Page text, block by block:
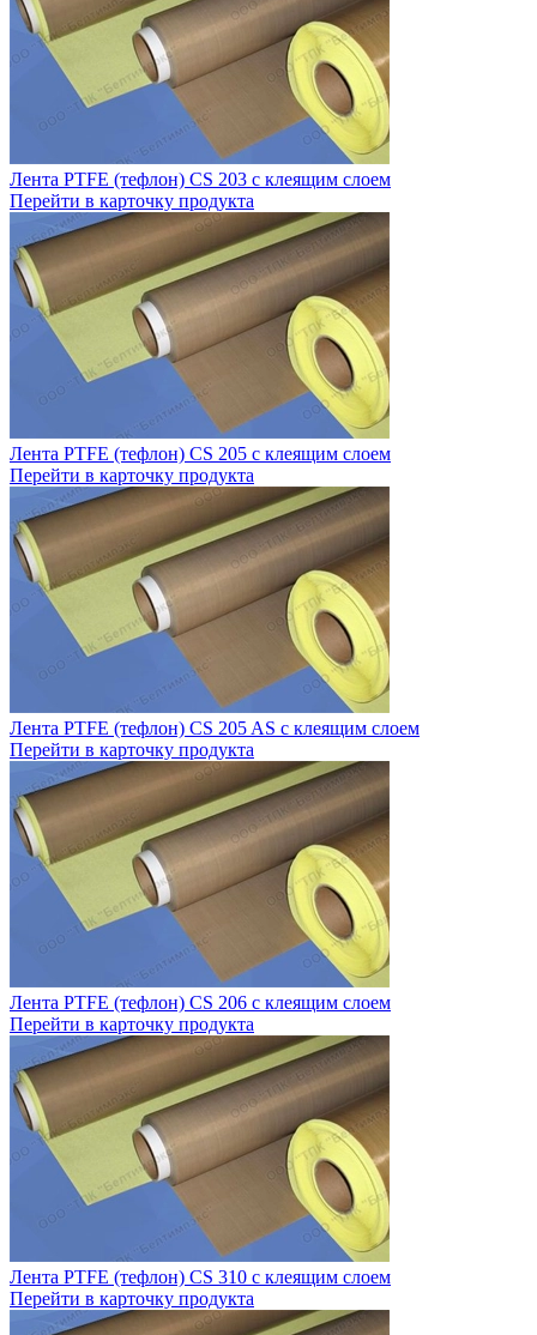
Лента PTFE (тефлон) CS 203 с клеящим слоем
Перейти в карточку продукта
Лента PTFE (тефлон) CS 205 с клеящим слоем
Перейти в карточку продукта
Лента PTFE (тефлон) CS 205 AS с клеящим слоем
Перейти в карточку продукта
Лента PTFE (тефлон) CS 206 с клеящим слоем
Перейти в карточку продукта
Лента PTFE (тефлон) CS 310 с клеящим слоем
Перейти в карточку продукта